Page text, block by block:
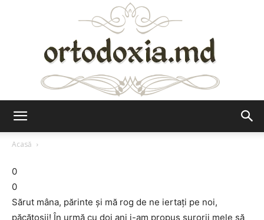
Acasă
0
0
Sărut mâna, părinte şi mă rog de ne iertaţi pe noi,
păcătoşii! În urmă cu doi ani i-am propus surorii mele să